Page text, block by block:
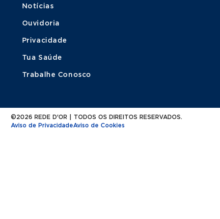
Notícias
Ouvidoria
Privacidade
Tua Saúde
Trabalhe Conosco
©2026 REDE D'OR | TODOS OS DIREITOS RESERVADOS.
Aviso de PrivacidadeAviso de Cookies